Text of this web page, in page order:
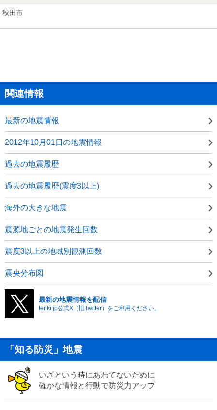
秋田市
関連情報
最新の地震情報
2012年10月01日の地震情報
過去の地震履歴
過去の地震履歴(震度3以上)
海外の大きな地震
震源地ごとの地震発生回数
震度3以上の地域別観測回数
震央分布図
最新の地震情報を配信
tenki.jp公式X（旧Twitter）をご利用ください。
「知る防災」地震
いざという時にあわてないために
確かな情報と行動で防災力アップ